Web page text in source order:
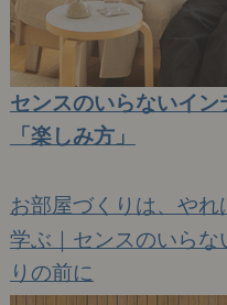
センスのいらないイ
「楽しみ方」
お部屋づくりは、やれ
学ぶ｜センスのいらな
りの前に